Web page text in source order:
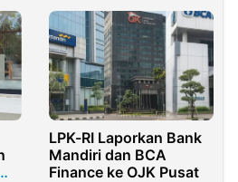
LPK-RI Laporkan Bank
Mandiri dan BCA
Finance ke OJK Pusat